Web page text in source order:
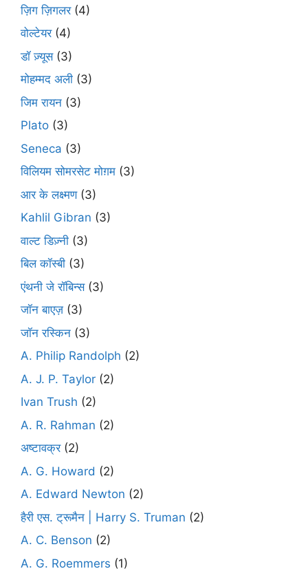
ज़िग ज़िगलर(4)
वोल्टेयर(4)
डॉ ज़्यूस(3)
मोहम्मद अली (3)
जिम रायन (3)
Plato (3)
Seneca (3)
विलियम सोमरसेट मोग़म (3)
आर के लक्ष्मण(3)
Kahlil Gibran (3)
वाल्ट डिज़्नी (3)
बिल कॉस्बी (3)
एंथनी जे रॉबिन्स(3)
जॉन बाएज़ (3)
जॉन रस्किन (3)
A. Philip Randolph (2)
A. J. P. Taylor (2)
Ivan Trush (2)
A. R. Rahman (2)
अष्टावक्र(2)
A. G. Howard (2)
A. Edward Newton (2)
हैरी एस. ट्रूमैन | Harry S. Truman (2)
A. C. Benson (2)
A. G. Roemmers (1)